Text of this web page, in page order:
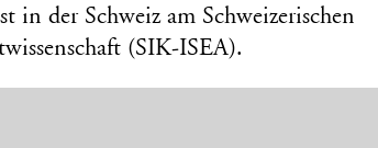
in der Schweiz am Schweizerischen
(SIK-ISEA).